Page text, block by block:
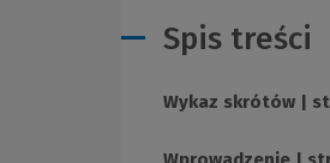
Spis treści
Wykaz skrótów |